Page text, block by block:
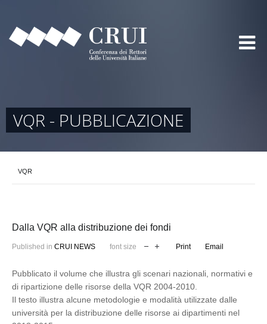
VQR - PUBBLICAZIONE
VQR
Dalla VQR alla distribuzione dei fondi
Published in CRUI NEWS font size Print Email
Pubblicato il volume che illustra gli scenari nazionali, normativi e
di ripartizione delle risorse della VQR 2004-2010.
Il testo illustra alcune metodologie e modalità utilizzate dalle
università per la distribuzione delle risorse ai dipartimenti nel